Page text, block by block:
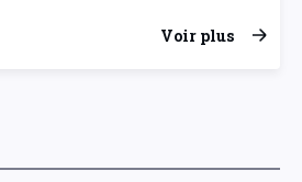
Voir plus